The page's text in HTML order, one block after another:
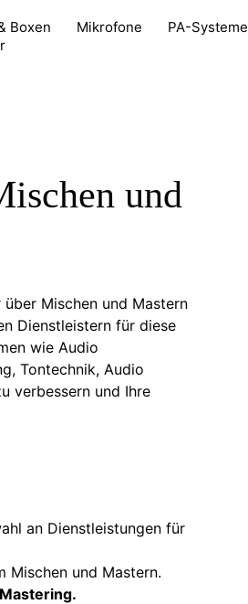
Boxen Mikrofone PA-Systeme
und
Mischen und Mastern
Dienstleistern für diese
wie Audio
Tontechnik, Audio
verbessern und Ihre
an Dienstleistungen für
Mischen und Mastern.